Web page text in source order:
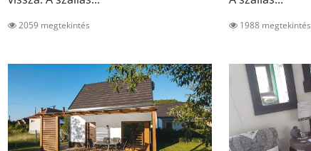
2059 megtekintés 1988 megtekintés